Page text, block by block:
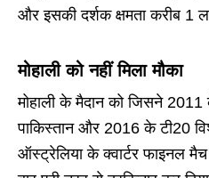
और इसकी दर्शक क्षमता करीब 1
मोहाली को नहीं मिला मौका
मोहाली के मैदान को जिसने
पाकिस्तान और 2016 के टी20
ऑस्ट्रेलिया के क्वार्टर फाइनल